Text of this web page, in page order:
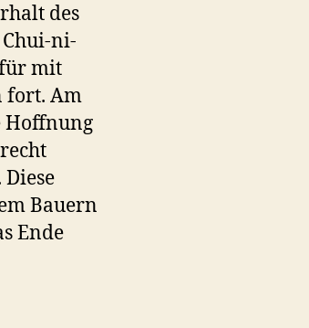
des
ni-
mit
fort. Am
Hoffnung
Bauern
Ende